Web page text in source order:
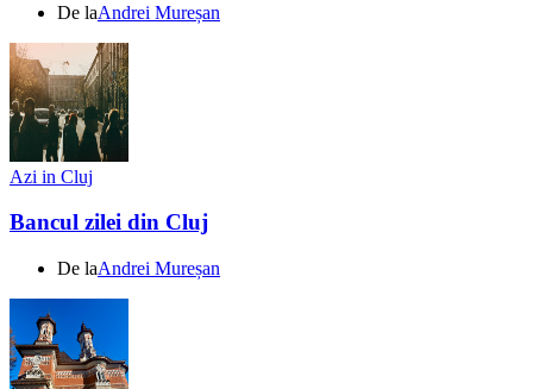
De laAndrei Mureșan
Azi in Cluj
Bancul zilei din Cluj
De laAndrei Mureșan